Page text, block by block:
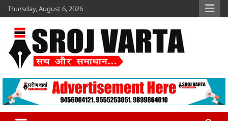
Skip
to
content
Thursday, August 6, 2026
Sroj Varta
www.srojvarta.in